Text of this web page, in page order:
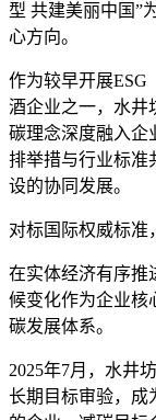
型 共建美丽中国”
心方向。
作为较早开展ESG
酒企业之一，水井
碳理念深度融入企
排举措与行业标准
设的协同发展。
对标国际权威标准
在实体经济有序推
候变化作为企业核
碳发展体系。
2025年7月，水井
长期目标审验，成